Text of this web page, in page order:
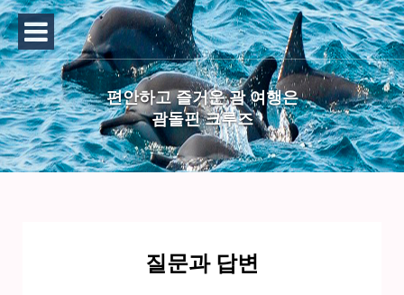
편안하고 즐거운 괌 여행은
괌돌핀 크루즈
질문과 답변